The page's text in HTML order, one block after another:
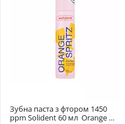
Зубна паста з фтором 1450
ppm Solident 60 мл  Orange